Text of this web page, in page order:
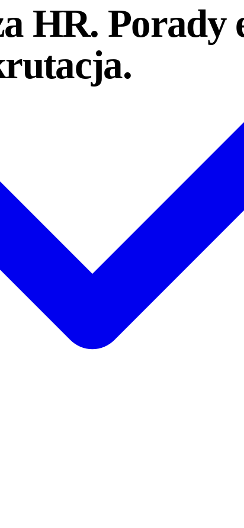
HR. Porady
Ponad 60 artykułów